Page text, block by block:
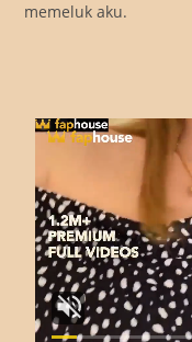
memeluk aku.